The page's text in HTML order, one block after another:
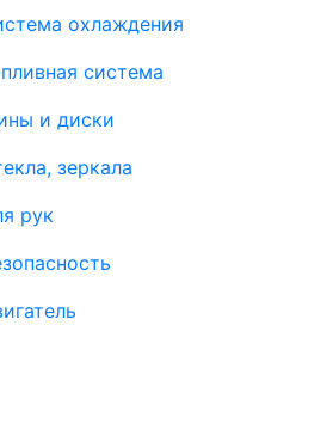
охлаждения
система
и диски
зеркала
рук